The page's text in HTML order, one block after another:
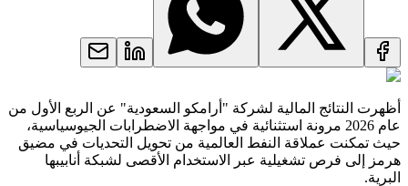
أظهرت النتائج المالية لشركة "أرامكو السعودية" عن الربع الأول من
عام 2026 مرونة استثنائية في مواجهة الاضطرابات الجيوسياسية،
حيث تمكنت عملاقة النفط العالمية من تحويل التحديات في مضيق
هرمز إلى فرص تشغيلية عبر الاستخدام الأقصى لشبكة أنابيبها
البرية.